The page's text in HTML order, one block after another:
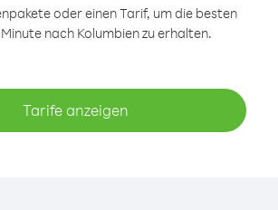
oder einen Tarif, um die besten
nach Kolumbien zu erhalten.
Tarife anzeigen